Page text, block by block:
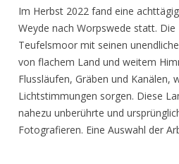
Im Herbst 2022 fand eine
Weyde nach Worpswede statt.
Teufelsmoor mit seinen
von flachem Land und weitem
Flussläufen, Gräben und Kanälen,
Lichtstimmungen sorgen. Diese
nahezu unberührte und
Fotografieren. Eine Auswahl der